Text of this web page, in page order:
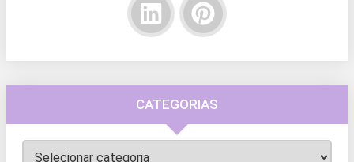
CATEGORIAS
Categorias